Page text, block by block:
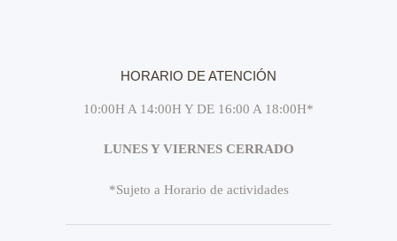
HORARIO DE ATENCIÓN
10:00H A 14:00H Y DE 16:00 A 18:00H*
LUNES Y VIERNES CERRADO
*Sujeto a Horario de actividades